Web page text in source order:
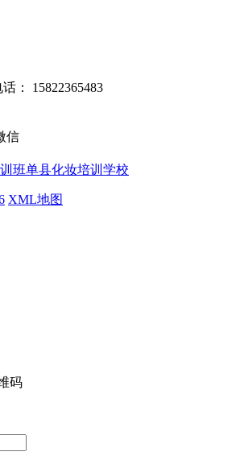
话： 15822365483
信
班单县化妆培训学校
XML地图
码